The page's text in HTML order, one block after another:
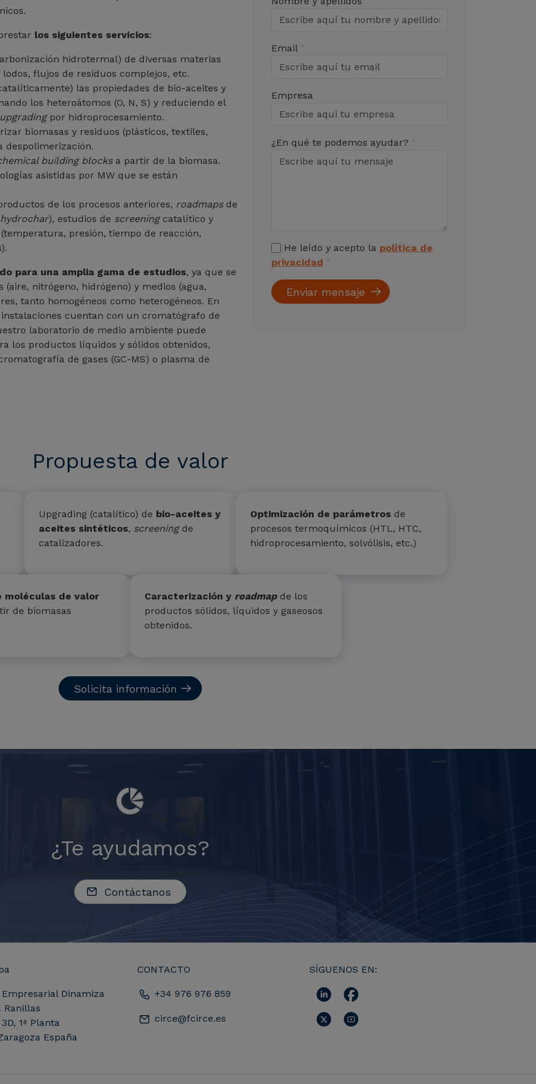
los siguientes servicios:
hidrotermal) de diversas materias
flujos de residuos complejos, etc.
las propiedades de bio-aceites y
los heteroátomos (O, N, S) y reduciendo el
upgradingpor hidroprocesamiento.
biomasas y residuos (plásticos, textiles,
despolimerización.
building blocksa partir de la biomasa.
asistidas por MW que se están
de los procesos anteriores, roadmapsde
hydrochar), estudios de screeningcatalítico y
presión, tiempo de reacción,
para una amplia gama de estudios, ya que se
nitrógeno, hidrógeno) y medios (agua,
tanto homogéneos como heterogéneos. En
cuentan con un cromatógrafo de
laboratorio de medio ambiente puede
los productos líquidos y sólidos obtenidos,
de gases (GC-MS) o plasma de
Email
Empresa
¿En qué te podemos ayudar?
He leído y acepto la política de
privacidad
Propuesta de valor
Upgrading (catalítico) de bio-aceites y
aceites sintéticos, screeningde
catalizadores.
Optimización de parámetros de
procesos termoquímicos (HTL, HTC,
hidroprocesamiento, solvólisis, etc.)
moléculas de valor
de biomasas
Caracterización y roadmapde los
productos sólidos, líquidos y gaseosos
obtenidos.
Solicita información
¿Te ayudamos?
Contáctanos
Dinamiza
Ranillas
1ª Planta
España
CONTACTO
+34 976 976 859
circe@fcirce.es
SÍGUENOS EN: